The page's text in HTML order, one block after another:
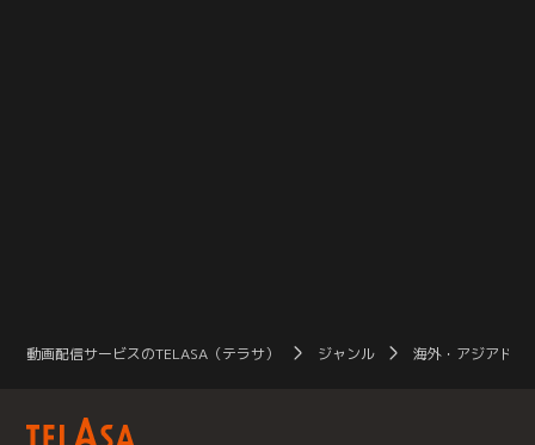
動画配信サービスのTELASA（テラサ） ジャンル 海外・アジアドラ